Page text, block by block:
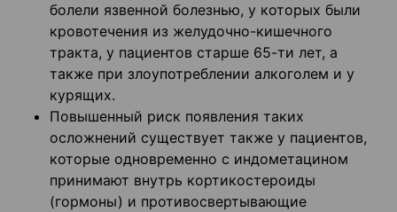
болели язвенной болезнью, у которых были
кровотечения из желудочно-кишечного
тракта, у пациентов старше 65-ти лет, а
также при злоупотреблении алкоголем и у
курящих.
Повышенный риск появления таких
осложнений существует также у пациентов,
которые одновременно с индометацином
принимают внутрь кортикостероиды
(гормоны) и противосвертывающие